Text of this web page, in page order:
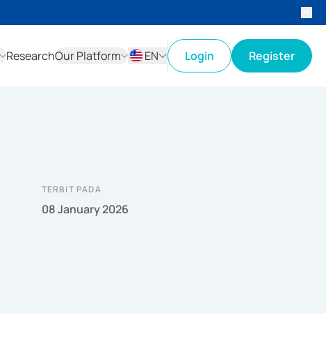
ResearchOur Platform
EN
Login Register
TERBIT PADA
08 January 2026